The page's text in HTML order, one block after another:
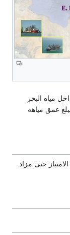
شمالاً لما يقارب 145 كم داخل مياه البحر
تبلغ مساحة منطقة الامتياز 8940 كم² ويبلغ عمق مياهه
حتى مزاد